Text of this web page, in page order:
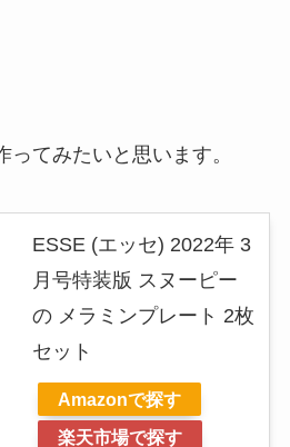
てみたいと思います。
ESSE (エッセ) 2022年 3
月号特装版 スヌーピー
の メラミンプレート 2枚
セット
Amazonで探す
楽天市場で探す